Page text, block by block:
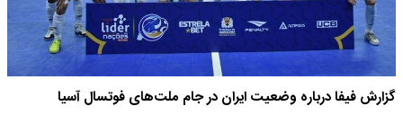
گزارش فیفا درباره وضعیت ایران در جام ملت‌های فوتسال آسیا